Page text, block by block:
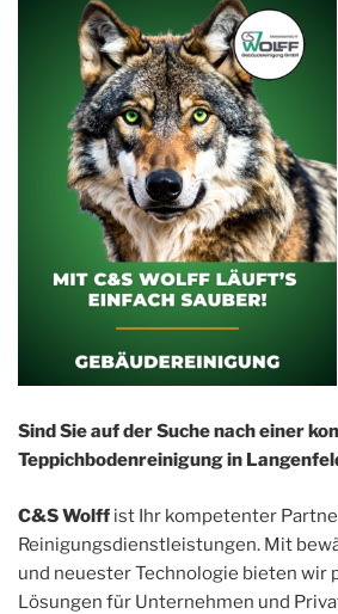
Sind Sie auf der Suche nach einer
Teppichbodenreinigung in
C&S Wolff ist Ihr kompetenter
Reinigungsdienstleistungen. Mit
und neuester Technologie bieten wir
Lösungen für Unternehmen und